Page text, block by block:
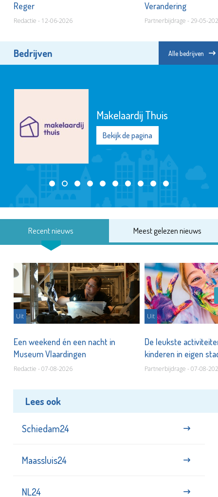
Reger
Redactie - 12-06-2026
Verandering
Partnerbijdrage - 29-05-
Bedrijven Alle bedrijven
Makelaardij Thuis
Bekijk de pagina
Recent nieuws Meest gelezen nieuws
Uit
Een weekend én een nacht in
Museum Vlaardingen
Redactie - 07-08-2026
Uit
De leukste
kinderen in eigen
Partnerbijdrage - 07-08-
Lees ook
Schiedam24
Maassluis24
NL24